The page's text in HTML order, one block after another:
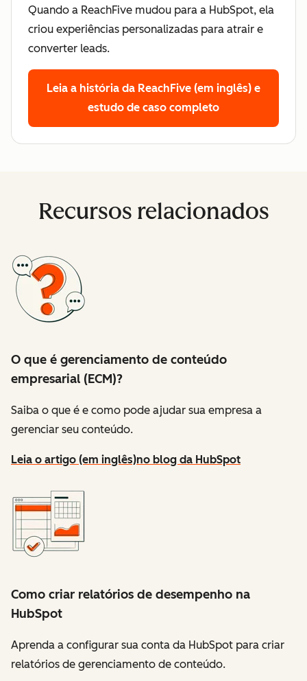
Quando a ReachFive mudou para a HubSpot, ela
criou experiências personalizadas para atrair e
converter leads.
Leia a história da ReachFive (em inglês) e
estudo de caso completo
Recursos relacionados
O que é gerenciamento de conteúdo
empresarial (ECM)?
Saiba o que é e como pode ajudar sua empresa a
gerenciar seu conteúdo.
Leia o artigo (em inglês)no blog da HubSpot
Como criar relatórios de desempenho na
HubSpot
Aprenda a configurar sua conta da HubSpot para criar
relatórios de gerenciamento de conteúdo.